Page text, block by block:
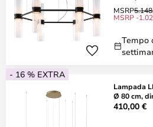
MSRP
MSRP -
Tempo
- 16 % EXTRA
Lampada
Ø 80 cm,
410,00 €